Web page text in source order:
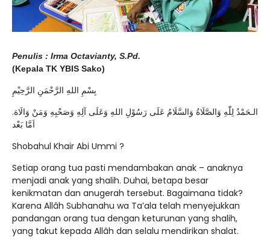
Penulis : Irma Octavianty, S.Pd.
(Kepala TK YBIS Sako)
بِسْمِ اللهِ الرَّحْمَنِ الرَّحِيْمِ
الـحَمْدُ لِلّٰهِ وَالصَّلَاةُ وَالسَّلَامُ عَلَى رَسُوْلِ اللهِ وَعَلَى آلِهِ وَصَحْبِهِ وَمَنْ وَالَاهَ.
اَمَّا بَعْد
Shobahul Khair Abi Ummi ?
Setiap orang tua pasti mendambakan anak – anaknya
menjadi anak yang shalih. Duhai, betapa besar
kenikmatan dan anugerah tersebut. Bagaimana tidak?
Karena Allâh Subhanahu wa Ta’ala telah menyejukkan
pandangan orang tua dengan keturunan yang shalih,
yang takut kepada Allâh dan selalu mendirikan shalat.